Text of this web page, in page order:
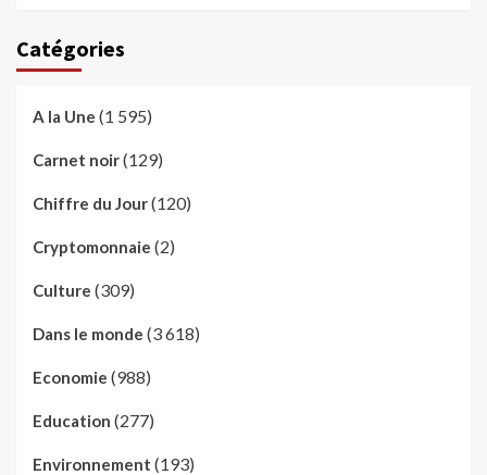
Catégories
A la Une (1 595)
Carnet noir(129)
Chiffre du Jour(120)
Cryptomonnaie (2)
Culture (309)
Dans le monde (3 618)
Economie (988)
Education (277)
Environnement (193)